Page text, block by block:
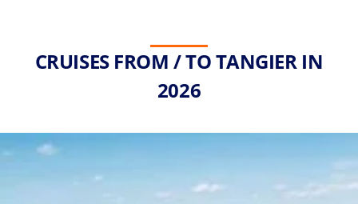
CRUISES FROM / TO TANGIER IN
2026